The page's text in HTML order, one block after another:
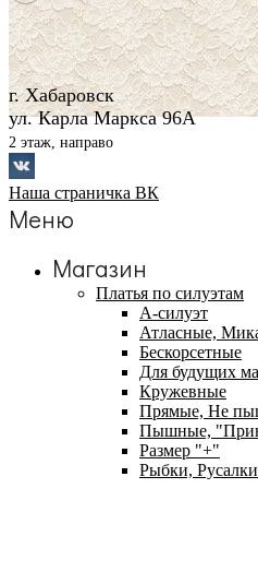
г. Хабаровск
ул. Карла Маркса 96А
2 этаж, направо
Наша страничка ВК
Меню
Магазин
Платья по силуэтам
А-силуэт
Атласные,
Бескорсетные
Для будущих
Кружевные
Прямые, Не
Пышные,
Размер "+"
Рыбки, Русалки